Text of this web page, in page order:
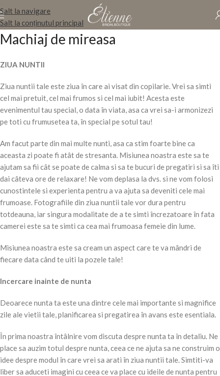
Salt la navigare
Salt la conținutul principal
Machiaj de mireasa
ZIUA NUNTII
Ziua nuntii tale este ziua în care ai visat din copilarie. Vrei sa simti
cel mai pretuit, cel mai frumos si cel mai iubit! Acesta este
evenimentul tau special, o data în viata, asa ca vrei sa-i armonizezi
pe toti cu frumusetea ta, în special pe sotul tau!
Am facut parte din mai multe nunti, asa ca stim foarte bine ca
aceasta zi poate fi atât de stresanta. Misiunea noastra este sa te
ajutam sa fii cât se poate de calma si sa te bucuri de pregatiri si sa îti
dai câteva ore de relaxare! Ne vom deplasa la dvs. si ne vom folosi
cunostintele si experienta pentru a va ajuta sa deveniti cele mai
frumoase. Fotografiile din ziua nuntii tale vor dura pentru
totdeauna, iar singura modalitate de a te simti încrezatoare în fata
camerei este sa te simti ca cea mai frumoasa femeie din lume.
Misiunea noastra este sa cream un aspect care te va mândri de
fiecare data când te uiti la pozele tale!
Incercare inainte de nunta
Deoarece nunta ta este una dintre cele mai importante si magnifice
zile ale vietii tale, planificarea si pregatirea în avans este esentiala.
În prima noastra întâlnire vom discuta despre nunta ta în detaliu. Ne
place sa auzim totul despre nunta, ceea ce ne ajuta sa ne construim o
idee despre modul în care vrei sa arati în ziua nuntii tale. Simtiti-va
liber sa aduceti imagini cu ceea ce va place cu ideile de nunta pentru